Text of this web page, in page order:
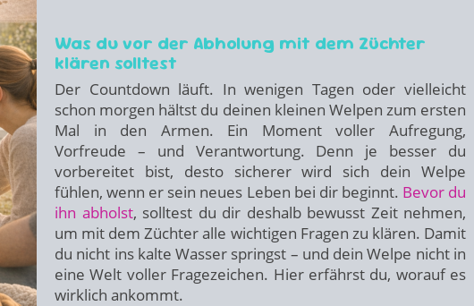
Was du vor der Abholung mit dem Züchter
klären solltest
Der Countdown läuft. In wenigen Tagen oder vielleicht
schon morgen hältst du deinen kleinen Welpen zum ersten
Mal in den Armen. Ein Moment voller Aufregung,
Vorfreude – und Verantwortung. Denn je besser du
vorbereitet bist, desto sicherer wird sich dein Welpe
fühlen, wenn er sein neues Leben bei dir beginnt. Bevor du
ihn abholst, solltest du dir deshalb bewusst Zeit nehmen,
um mit dem Züchter alle wichtigen Fragen zu klären. Damit
du nicht ins kalte Wasser springst – und dein Welpe nicht in
eine Welt voller Fragezeichen. Hier erfährst du, worauf es
wirklich ankommt.